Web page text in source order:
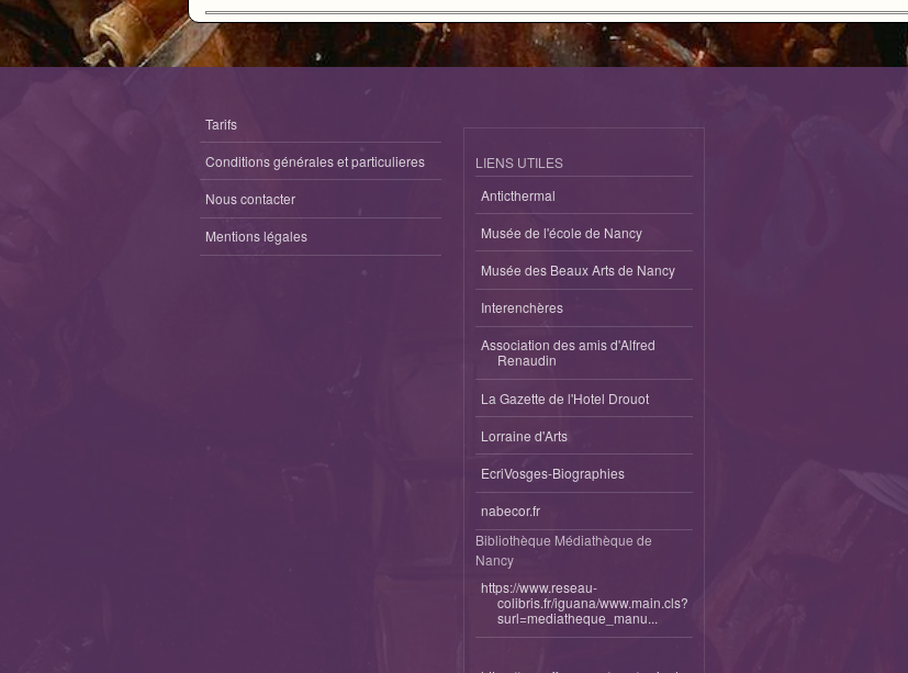
Tarifs
Conditions générales et particulieres
Nous contacter
Mentions légales
LIENS UTILES
Anticthermal
Musée de l'école de Nancy
Musée des Beaux Arts de Nancy
Interenchères
Association des amis d'Alfred
Renaudin
La Gazette de l'Hotel Drouot
Lorraine d'Arts
EcriVosges-Biographies
nabecor.fr
Bibliothèque Médiathèque de
Nancy
https://www.reseau-
colibris.fr/iguana/www.main.cls?
surl=mediatheque_manu...